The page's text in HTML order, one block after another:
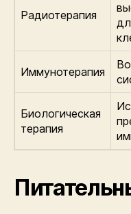
Радиотерапия
Иммунотерапия
Биологическая
терапия